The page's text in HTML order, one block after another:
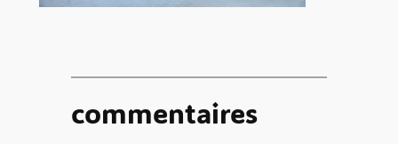
commentaires